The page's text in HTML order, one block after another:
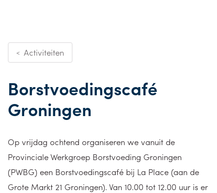
< Activiteiten
Borstvoedingscafé
Groningen
Op vrijdag ochtend organiseren we vanuit de
Provinciale Werkgroep Borstvoeding Groningen
(PWBG) een Borstvoedingscafé bij La Place (aan de
Grote Markt 21 Groningen). Van 10.00 tot 12.00 uur is er